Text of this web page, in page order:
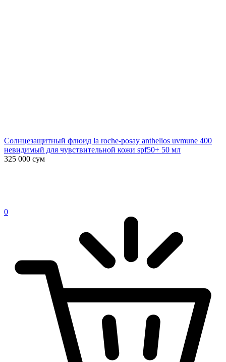
Солнцезащитный флюид la roche-posay anthelios uvmune 400
невидимый для чувствительной кожи spf50+ 50 мл
325 000 сум
0